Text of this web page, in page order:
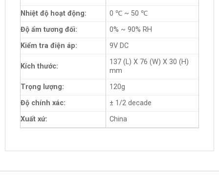
Nhiệt độ hoạt động:
0 ℃ ~ 50 ℃
Độ ẩm tương đối:
0% ~ 90% RH
Kiểm tra điện áp:
9V DC
Kích thước:
137 (L) X 76 (W) X 30 (H)
mm
Trọng lượng:
120g
Độ chính xác:
± 1/2 decade
Xuất xứ:
China